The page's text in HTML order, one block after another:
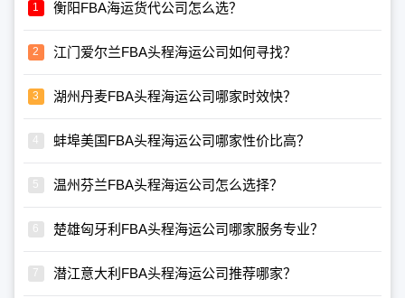
衡阳FBA海运货代公司怎么选？
江门爱尔兰FBA头程海运公司如何寻找？
湖州丹麦FBA头程海运公司哪家时效快？
蚌埠美国FBA头程海运公司哪家性价比高？
温州芬兰FBA头程海运公司怎么选择？
楚雄匈牙利FBA头程海运公司哪家服务专业？
潜江意大利FBA头程海运公司推荐哪家？